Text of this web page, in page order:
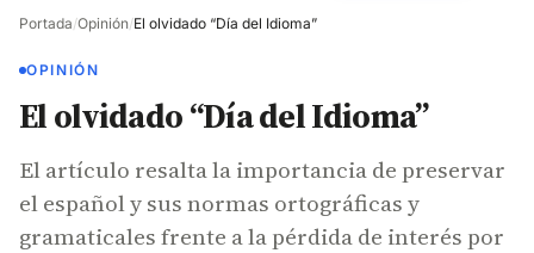
Portada/Opinión/El olvidado “Día del Idioma”
OPINIÓN
El olvidado “Día del Idioma”
El artículo resalta la importancia de preservar
el español y sus normas ortográficas y
gramaticales frente a la pérdida de interés por